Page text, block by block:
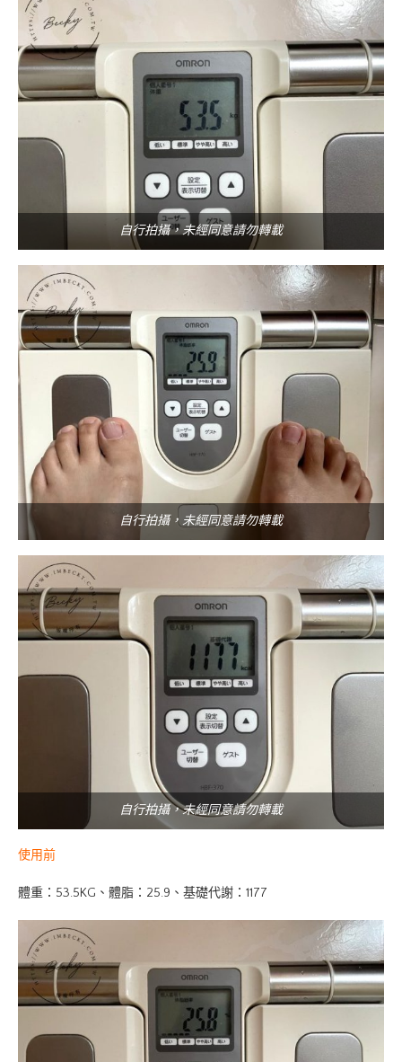
自行拍攝，未經同意請勿轉載
自行拍攝，未經同意請勿轉載
自行拍攝，未經同意請勿轉載
使用前
體重：53.5KG、體脂：25.9、基礎代謝：1177